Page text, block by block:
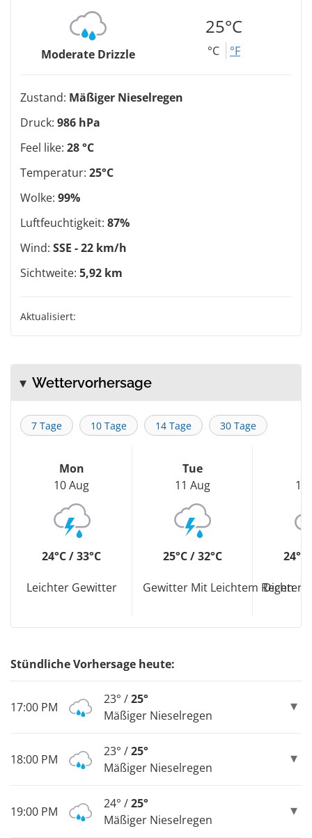
Moderate Drizzle
25°C
°C °F
Zustand: Mäßiger Nieselregen
Druck: 986 hPa
Feel like: 28 °C
Temperatur: 25°C
Wolke: 99%
Luftfeuchtigkeit: 87%
Wind: SSE - 22 km/h
Sichtweite: 5,92 km
Aktualisiert:
Wettervorhersage
7 Tage 10 Tage 14 Tage 30 Tage
Mon
10 Aug
24°C / 33°C
Leichter Gewitter
Tue
11 Aug
25°C / 32°C
Gewitter Mit Leichtem Regen
12
24°C
Dichter
Stündliche Vorhersage heute:
17:00 PM
23° /25°
Mäßiger Nieselregen
18:00 PM
23° /25°
Mäßiger Nieselregen
19:00 PM
24° /25°
Mäßiger Nieselregen